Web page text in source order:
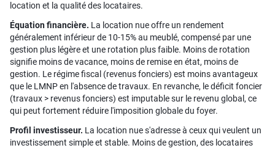
location et la qualité des locataires.
Équation financière. La location nue offre un rendement
généralement inférieur de 10-15% au meublé, compensé par une
gestion plus légère et une rotation plus faible. Moins de rotation
signifie moins de vacance, moins de remise en état, moins de
gestion. Le régime fiscal (revenus fonciers) est moins avantageux
que le LMNP en l'absence de travaux. En revanche, le déficit foncier
(travaux > revenus fonciers) est imputable sur le revenu global, ce
qui peut fortement réduire l'imposition globale du foyer.
Profil investisseur. La location nue s'adresse à ceux qui veulent un
investissement simple et stable. Moins de gestion, des locataires